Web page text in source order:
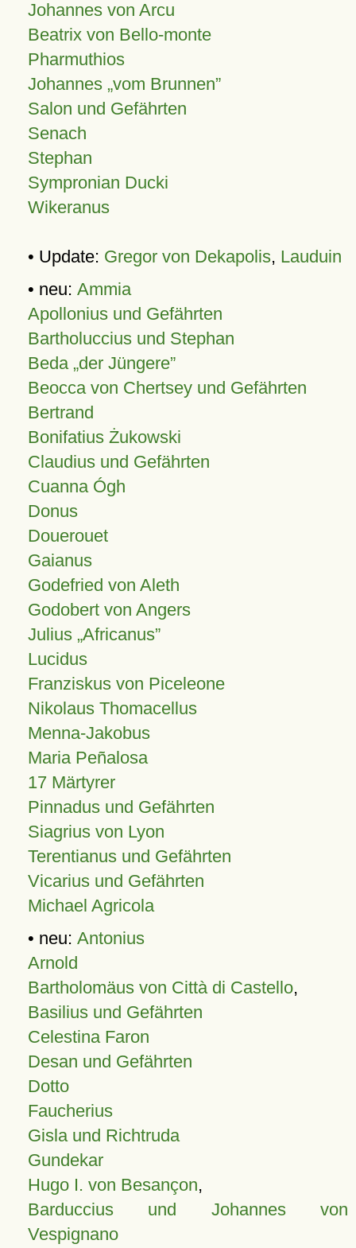
Johannes von Arcu
Beatrix von Bello-monte
Pharmuthios
Johannes vom Brunnen
Salon und Gefährten
Senach
Stephan
Sympronian Ducki
Wikeranus
• Update: Gregor von Dekapolis, Lauduin
• neu: Ammia
Apollonius und Gefährten
Bartholuccius und Stephan
Beda „der Jüngere”
Beocca von Chertsey und Gefährten
Bertrand
Bonifatius Żukowski
Claudius und Gefährten
Cuanna Ógh
Donus
Douerouet
Gaianus
Godefried von Aleth
Godobert von Angers
Julius Africanus
Lucidus
Franziskus von Piceleone
Nikolaus Thomacellus
Menna-Jakobus
Maria Peñalosa
17 Märtyrer
Pinnadus und Gefährten
Siagrius von Lyon
Terentianus und Gefährten
Vicarius und Gefährten
Michael Agricola
• neu: Antonius
Arnold
Bartholomäus von Città di Castello,
Basilius und Gefährten
Celestina Faron
Desan und Gefährten
Dotto
Faucherius
Gisla und Richtruda
Gundekar
Hugo I. von Besançon,
Barduccius und Johannes von
Vespignano